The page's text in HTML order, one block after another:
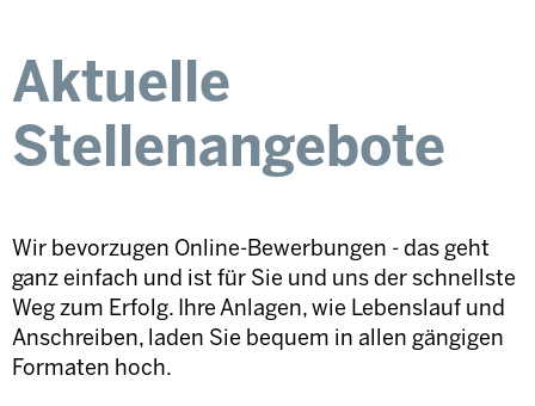
Aktuelle
Stellenangebote
Wir bevorzugen Online-Bewerbungen - das geht
ganz einfach und ist für Sie und uns der schnellste
Weg zum Erfolg. Ihre Anlagen, wie Lebenslauf und
Anschreiben, laden Sie bequem in allen gängigen
Formaten hoch.